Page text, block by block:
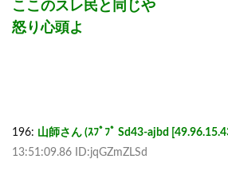
ここのスレ民と同じや
怒り心頭よ
196: 山師さん (ｽﾌﾟﾌﾟ Sd43-ajbd
13:51:09.86 ID:jqGZmZLSd